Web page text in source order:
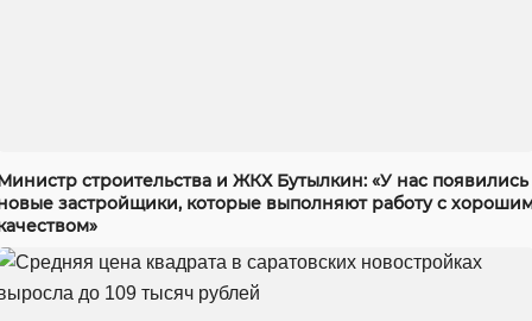
строительства и ЖКХ Бутылкин: «У нас появились
застройщики, которые выполняют работу с